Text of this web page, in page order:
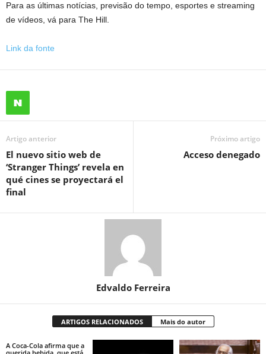
Para as últimas notícias, previsão do tempo, esportes e streaming
de vídeos, vá para The Hill.
Link da fonte
Artigo anterior
El nuevo sitio web de
‘Stranger Things’ revela en
qué cines se proyectará el
final
Próximo artigo
Acceso denegado
Edvaldo Ferreira
ARTIGOS RELACIONADOS Mais do autor
A Coca-Cola afirma que a